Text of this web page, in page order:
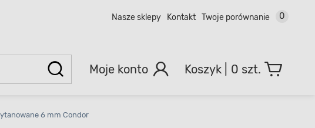
Nasze sklepy Kontakt Twoje porównanie 0
Moje konto 0 szt.
6 mm Condor